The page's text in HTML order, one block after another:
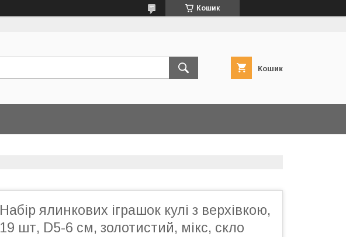
Кошик
Кошик
Набір ялинкових іграшок кулі з верхівкою,
19 шт, D5-6 см, золотистий, мікс, скло